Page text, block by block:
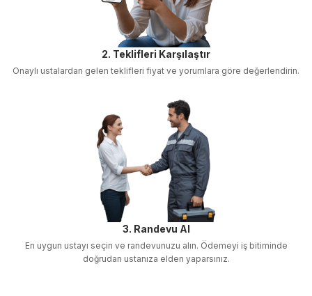
2. Teklifleri Karşılaştır
Onaylı ustalardan gelen teklifleri fiyat ve yorumlara göre değerlendirin.
3. Randevu Al
En uygun ustayı seçin ve randevunuzu alın. Ödemeyi iş bitiminde
doğrudan ustanıza elden yaparsınız.